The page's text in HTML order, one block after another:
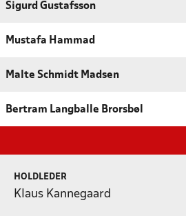
Sigurd Gustafsson
Mustafa Hammad
Malte Schmidt Madsen
Bertram Langballe Brorsbøl
HOLDLEDER
Klaus Kannegaard